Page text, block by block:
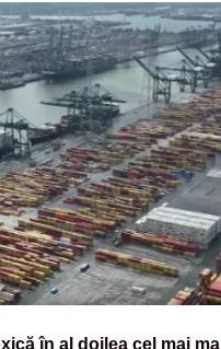
în al doilea cel mai